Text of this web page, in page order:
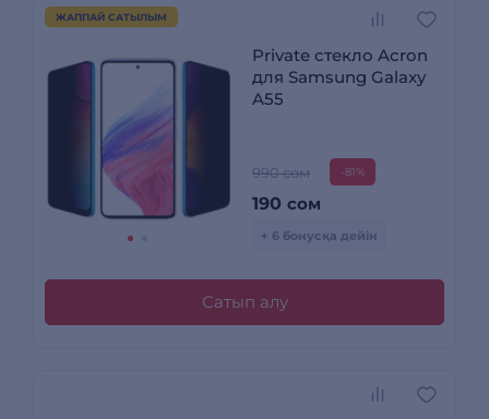
ЖАППАЙ САТЫЛЫМ
Private стекло Acron
для Samsung Galaxy
A55
990 сом -81%
190 сом
+ 6 бонусқа дейін
Сатып алу